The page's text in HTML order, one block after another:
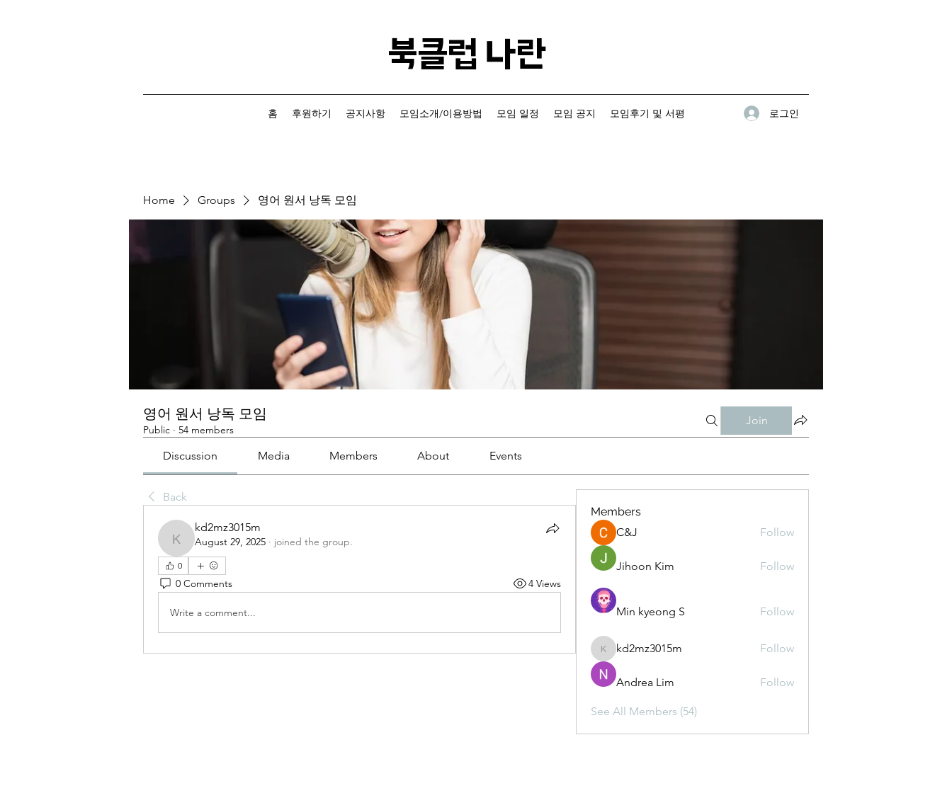
​북클럽 나란
홈 후원하기 공지사항 모임소개/이용방법 모임 일정 모임 공지 모임후기 및 서평 로그인
Home Groups 영어 원서 낭독 모임
영어 원서 낭독 모임
Public · 54 members
Join
Discussion Media Members About Events
Back
kd2mz3015m
kd2mz3015m
August 29, 2025 · joined the group.
0
0 Comments 4 Views
Write a comment...
Members
C&J
Follow
Jihoon Kim Follow
Min kyeong S Follow
kd2mz3015m
kd2mz3015m Follow
Andrea Lim Follow
See All Members (54)